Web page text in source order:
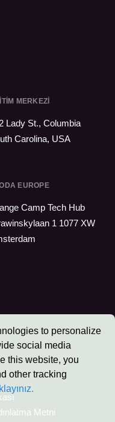
to personalize
social media
this website, you
other tracking
MERKEZİ
Lady St., Columbia
Carolina, USA
EUROPE
Camp Tech Hub
1 1077 XW
Metni